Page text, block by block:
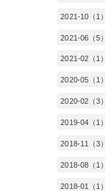
2021-10（1）
2021-06（5）
2021-02（1）
2020-05（1）
2020-02（3）
2019-04（1）
2018-11（3）
2018-08（1）
2018-01（1）